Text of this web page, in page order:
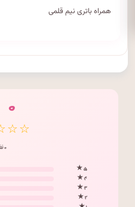
همراه باتری نیم قلمی
۰
۰ نظر
۵ ★
۴ ★
۳ ★
۲ ★